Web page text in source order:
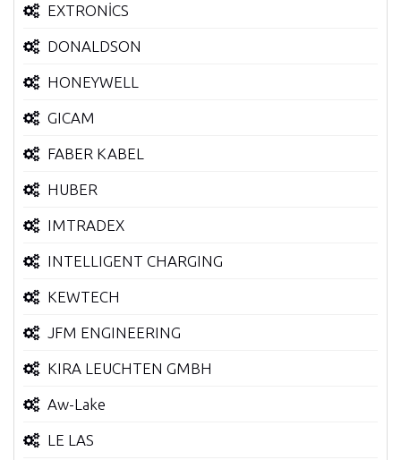
EXTRONİCS
DONALDSON
HONEYWELL
GICAM
FABER KABEL
HUBER
IMTRADEX
INTELLIGENT CHARGING
KEWTECH
JFM ENGINEERING
KIRA LEUCHTEN GMBH
Aw-Lake
LE LAS